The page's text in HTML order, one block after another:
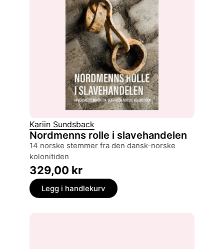
Kariin Sundsback
Nordmenns rolle i slavehandelen
14 norske stemmer fra den dansk-norske
kolonitiden
329,00 kr
Legg i handlekurv